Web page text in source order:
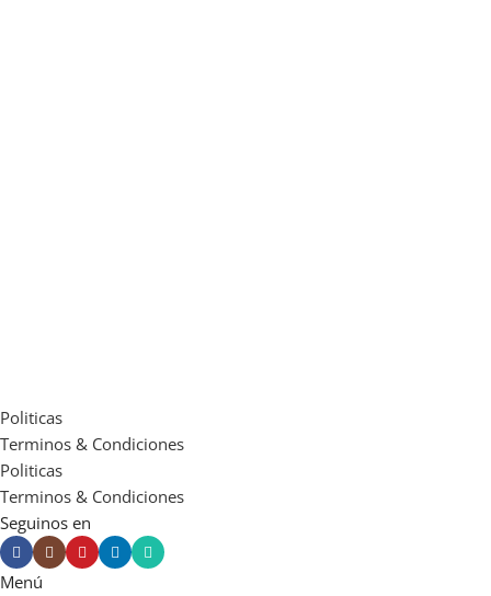
Politicas
Terminos & Condiciones
Politicas
Terminos & Condiciones
Seguinos en
Menú